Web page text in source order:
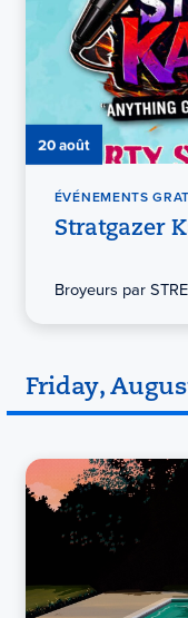
20 août
ÉVÉNEMENTS
Stratgazer
Broyeurs par
Friday,